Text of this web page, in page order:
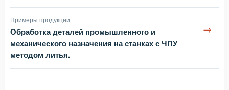
Примеры продукции
Обработка деталей промышленного и
механического назначения на станках с ЧПУ
методом литья.
→